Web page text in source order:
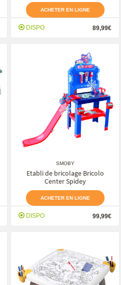
ACHETER EN LIGNE
DISPO 89,99€
SMOBY
Etabli de bricolage Bricolo
Center Spidey
ACHETER EN LIGNE
DISPO 99,99€